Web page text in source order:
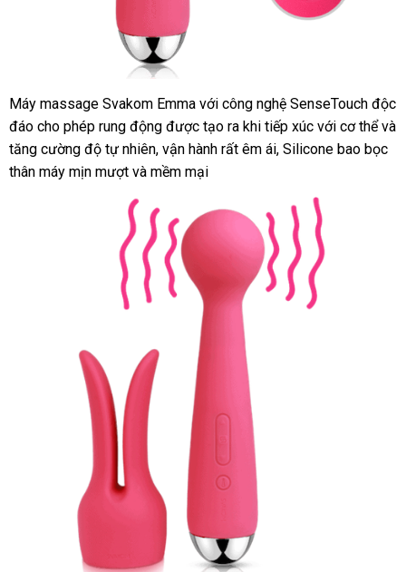
Máy massage Svakom Emma cửa
hàng
với công nghệ SenseTouch độc
đáo cho phép rung động Đức
được tạo ra khi tiếp xúc kiểm
tra
với cơ thểvà
tăng cường độ tự nhiênTrung
Quốc
, vận hành nội
rất êm áihàng
, Silicone bao bọc
thân máy mịn mượt Đức
và mềm mại